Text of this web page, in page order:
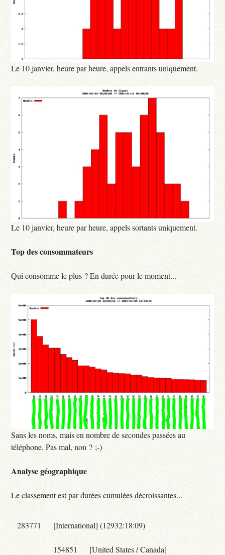
Le 10 janvier, heure par heure, appels entrants uniquement.
Le 10 janvier, heure par heure, appels sortants uniquement.
Top des consommateurs
Qui consomme le plus ? En durée pour le moment...
Sans les noms, mais en nombre de secondes passées au
téléphone. Pas mal, non ? ;-)
Analyse géographique
Le classement est par durées cumulées décroissantes...
283771 [International] (12932:18:09)
154851
[United States / Canada]